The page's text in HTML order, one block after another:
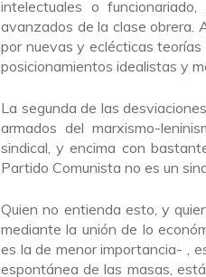
intelectuales o
avanzados de la clase obrera.
por nuevas y eclécticas
posicionamientos idealistas y
La segunda de las
armados del marxismo-
sindical, y encima con
Partido Comunista no es un
Quien no entienda esto, y
mediante la unión de lo
es la de menor importancia- ,
espontánea de las masas,